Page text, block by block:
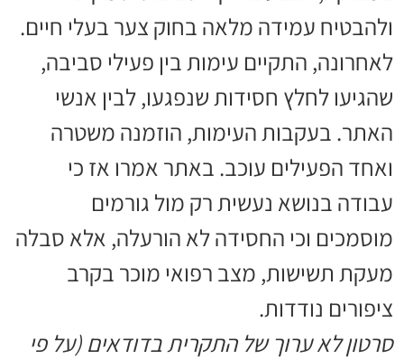
ולהבטיח עמידה מלאה בחוק צער בעלי חיים.
לאחרונה, התקיים עימות בין פעילי סביבה,
שהגיעו לחלץ חסידות שנפגעו, לבין אנשי
האתר. בעקבות העימות, הוזמנה משטרה
ואחד הפעילים עוכב. באתר אמרו אז כי
עבודה בנושא נעשית רק מול גורמים
מוסמכים וכי החסידה לא הורעלה, אלא סבלה
מעקת תשישות, מצב רפואי מוכר בקרב
ציפורים נודדות.
סרטון לא ערוך של התקרית בדודאים (על פי